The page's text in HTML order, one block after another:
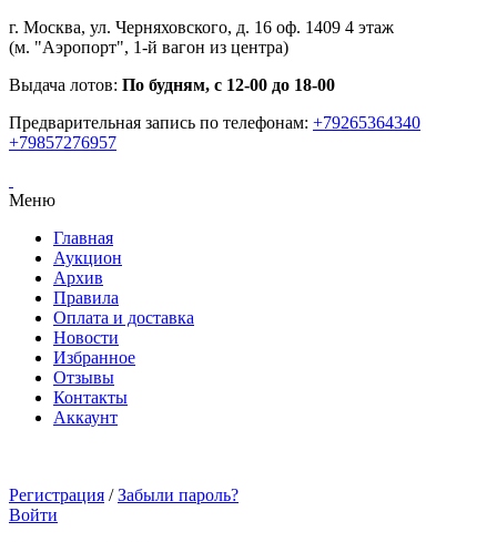
г. Москва, ул. Черняховского, д. 16 оф. 1409 4 этаж
(м. "Аэропорт", 1-й вагон из центра)
Выдача лотов: По будням, с 12-00 до 18-00
Предварительная запись по телефонам: +79265364340
+79857276957
Меню
Главная
Аукцион
Архив
Правила
Оплата и доставка
Новости
Избранное
Отзывы
Контакты
Аккаунт
Регистрация / Забыли пароль?
Войти